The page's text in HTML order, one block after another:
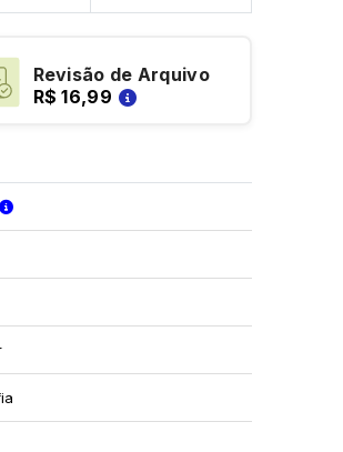
Revisão de Arquivo
R$ 16,99
Verifique as condições de entrega